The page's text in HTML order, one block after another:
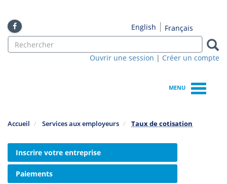
Français
English
Search
form
Ouvrir une session | Créer un compte
MENU
Accueil Services aux employeurs Taux de cotisation
Inscrire votre entreprise
Paiements